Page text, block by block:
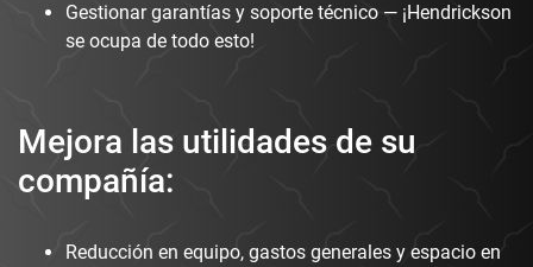
Gestionar garantías y soporte técnico — ¡Hendrickson
se ocupa de todo esto!
Mejora las utilidades de su
compañía:
Reducción en equipo, gastos generales y espacio en